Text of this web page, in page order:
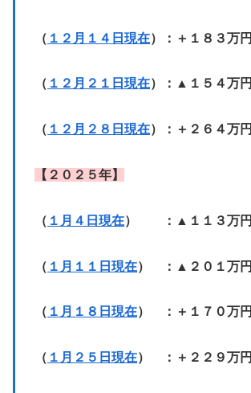
（ １２月１４日現在）：＋１８３万円
（ １２月２１日現在）：▲１５４万円
（ １２月２８日現在）：＋２６４万円
【２０２５年】
（ １月４日現在） ：▲１１３万円
（ １月１１日現在） ：▲２０１万円
（ １月１８日現在） ：＋１７０万円
（ １月２５日現在） ：＋２２９万円